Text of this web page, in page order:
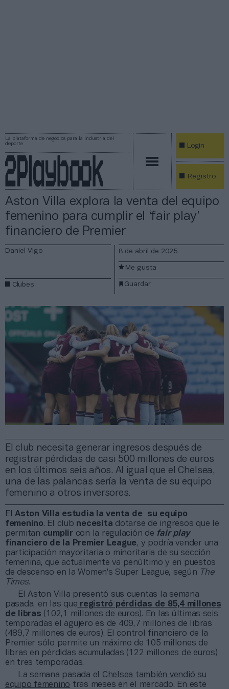
La plataforma de negocios para la industria del
deporte
Login
Registro
Aston Villa explora la venta del equipo
femenino para cumplir el ‘fair play’
financiero de Premier
El club necesita generar ingresos después de
registrar pérdidas de casi 500 millones de euros
en los últimos seis años. Al igual que el Chelsea,
una de las palancas sería la venta de su equipo
femenino a otros inversores.
Daniel Vigo
Clubes
8 de abril de 2025
Guardar
Me gusta
El
Aston Villa estudia la venta de su equipo
femenino. El club necesita dotarse de ingresos que le
permitan cumplir con la regulación de fair play
financiero de la Premier League, y podría vender una
participación mayoritaria o minoritaria de su sección
femenina, que actualmente va penúltimo y en puestos
de descenso en la Women's Super League, según The
Times.
El Aston Villa presentó sus cuentas la semana
pasada, en las que registró pérdidas de 85,4 millones
de libras (102,1 millones de euros). En las últimas seis
temporadas el agujero es de 409,7 millones de libras
(489,7 millones de euros). El control financiero de la
Premier sólo permite un máximo de 105 millones de
libras en pérdidas acumuladas (122 millones de euros)
en tres temporadas.
La semana pasada el Chelsea también vendió su
equipo femenino tras meses en el mercado. En este